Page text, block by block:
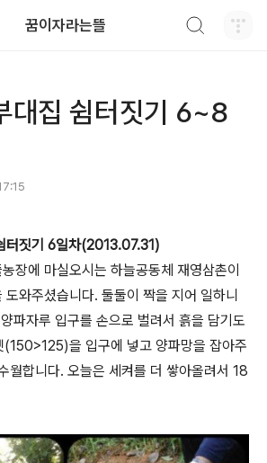
꿈이자라는뜰
대집‬ 쉼터짓기 6~8
터짓기 6일차(2013.07.31)
장에 마실오시는 하늘공동체 재영삼촌이
와주셨습니다. 둘둘이 짝을 지어 일하니
파자루 입구를 손으로 벌려서 흙을 담기도
(150>125)을 입구에 넣고 양파망을 잡아주
월합니다. 오늘은 세켜를 더 쌓아올려서 18